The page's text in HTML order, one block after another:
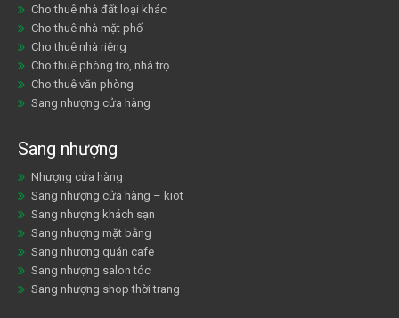
Cho thuê nhà đất loại khác
Cho thuê nhà mặt phố
Cho thuê nhà riêng
Cho thuê phòng trọ, nhà trọ
Cho thuê văn phòng
Sang nhượng cửa hàng
Sang nhượng
Nhượng cửa hàng
Sang nhượng cửa hàng – kiot
Sang nhượng khách sạn
Sang nhượng mặt bằng
Sang nhượng quán cafe
Sang nhượng salon tóc
Sang nhượng shop thời trang